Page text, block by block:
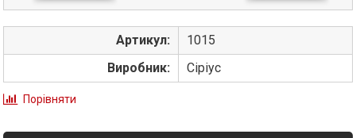
Артикул:
1015
Виробник:
Сіріус
Порівняти